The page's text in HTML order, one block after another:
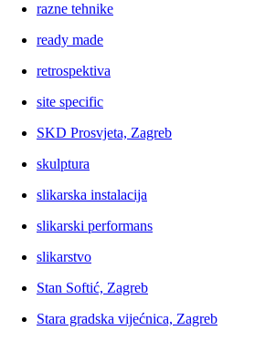
razne tehnike
ready made
retrospektiva
site specific
SKD Prosvjeta, Zagreb
skulptura
slikarska instalacija
slikarski performans
slikarstvo
Stan Softić, Zagreb
Stara gradska vijećnica, Zagreb